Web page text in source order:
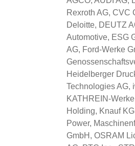
Rexroth AG, CVC
Deloitte, DEUTZ
Automotive, ESG
AG, Ford-Werke
Heidelberger
Technologies AG,
KATHREIN-
Holding, Knauf
Power,
GmbH, OSRAM